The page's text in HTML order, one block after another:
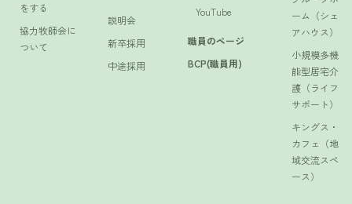
をする
協力牧師会に
ついて
説明会
新卒採用
中途採用
YouTube
職員のページ
BCP(職員用)
ーム（シェ
アハウス）
小規模多機
能型居宅介
護（ライフ
サポート）
キングス・
カフェ（地
域交流スペ
ース）